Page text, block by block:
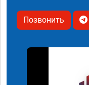
Позвонить